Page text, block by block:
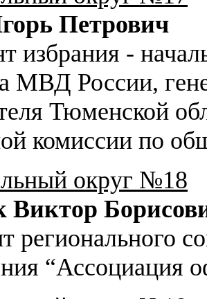
Петрович
избрания -
МВД России,
Тюменской
комиссии по
округ №18
Виктор
регионального
“Ассоциация